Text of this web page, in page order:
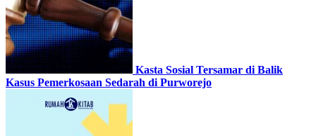
Kasta Sosial Tersamar di Balik
Kasus Pemerkosaan Sedarah di Purworejo